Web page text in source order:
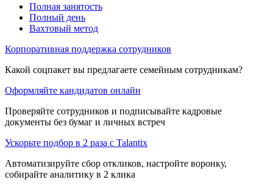
Полная занятость
Полный день
Вахтовый метод
Корпоративная поддержка сотрудников
Какой соцпакет вы предлагаете семейным сотрудникам?
Оформляйте кандидатов онлайн
Проверяйте сотрудников и подписывайте кадровые
документы без бумаг и личных встреч
Ускорьте подбор в 2 раза с Talantix
Автоматизируйте сбор откликов, настройте воронку,
собирайте аналитику в 2 клика